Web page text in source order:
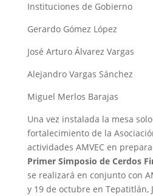
Instituciones de Gobierno
Gerardo Gómez López
José Arturo Álvarez
Alejandro Vargas Sánchez
Miguel Merlos Barajas
Una vez instalada la mesa
fortalecimiento de la
actividades AMVEC en
Primer Simposio de Cerdos
se realizará en conjunto con
y 19 de octubre en Tepatitlán,